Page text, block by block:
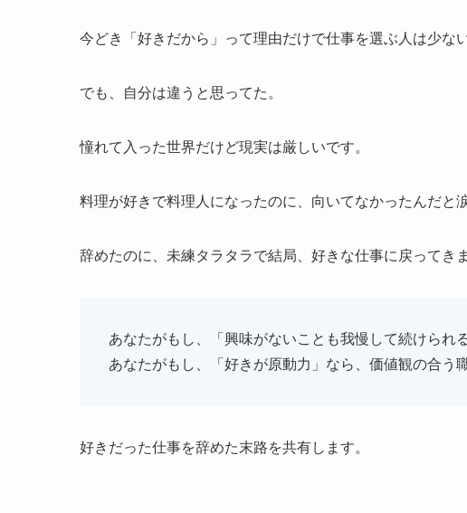
今どき「好きだから」って理由だけで仕事を選ぶ人は少な
でも、自分は違うと思ってた。
憧れて入った世界だけど現実は厳しいです。
料理が好きで料理人になったのに、向いてなかったんだと
辞めたのに、未練タラタラで結局、好きな仕事に戻ってきま
あなたがもし、「興味がないことも我慢して続けられ
あなたがもし、「好きが原動力」なら、価値観の合う
好きだった仕事を辞めた末路を共有します。